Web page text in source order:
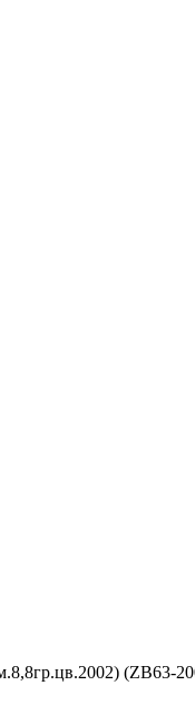
(ZB63-